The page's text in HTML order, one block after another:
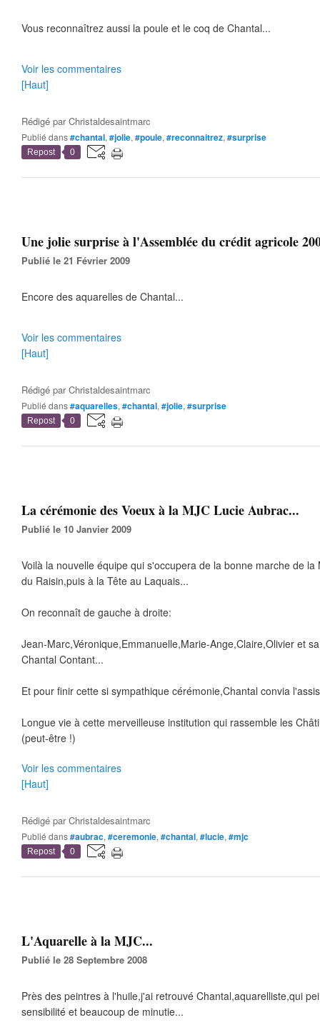
Vous reconnaîtrez aussi la poule et le coq de Chantal...
Voir les commentaires
[Haut]
Rédigé parChristaldesaintmarc
Publié dans#chantal, #jolie, #poule, #reconnaitrez, #surprise
Repost 0
Une jolie surprise à l'Assemblée du crédit agricole
Publié le 21 Février 2009
Encore des aquarelles de Chantal...
Voir les commentaires
[Haut]
Rédigé parChristaldesaintmarc
Publié dans#aquarelles, #chantal, #jolie, #surprise
Repost 0
La cérémonie des Voeux à la MJC Lucie Aubrac...
Publié le 10 Janvier 2009
Voilà la nouvelle équipe qui s'occupera de la bonne marche de
du Raisin,puis à la Tête au Laquais...
On reconnaît de gauche à droite:
Jean-Marc,Véronique,Emmanuelle,Marie-Ange,Claire,Olivier et
Chantal Contant...
Et pour finir cette si sympathique cérémonie,Chantal convia
Longue vie à cette merveilleuse institution qui rassemble les
(peut-être !)
Voir les commentaires
[Haut]
Rédigé parChristaldesaintmarc
Publié dans#aubrac, #ceremonie, #chantal, #lucie, #mjc
Repost 0
L'Aquarelle à la MJC...
Publié le 28 Septembre 2008
Près des peintres à l'huile,j'ai retrouvé Chantal,aquarelliste,qui
sensibilité et beaucoup de minutie...